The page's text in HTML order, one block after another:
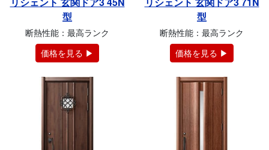
型
断熱性能：最高ランク
価格を見る ▶
型
断熱性能：最高ランク
価格を見る ▶